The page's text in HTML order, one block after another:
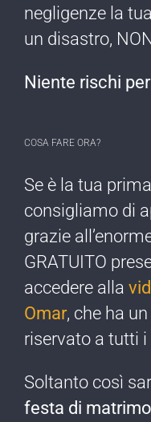
negligenze ​la
un disastro,
Niente rischi
COSA FARE ORA?
Se è la tua
consigliamo di
grazie
GRATUITO
accedere alla
Omar, che ha
riservato a tutti
Soltanto così
festa di